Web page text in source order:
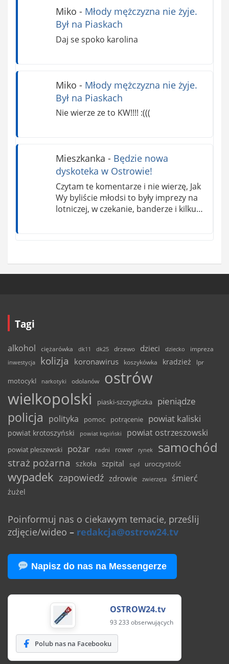
Miko - Młody mężczyzna nie żyje.
Był na Piaskach
Daj se spoko karolina
Miko - Młody mężczyzna nie żyje.
Był na Piaskach
Nie wierze ze to KW!!!! :(((
Mieszkanka - Będzie nowa
dyskoteka w Ostrowie!
Czytam te komentarze i nie wierzę, Jak
Wy byliście młodsi to były imprezy na
lotniczej, w czekanie, banderze i kilku…
Tagi
alkohol ciężarówka dk11 dk25 drzewo dzieci dziecko
impreza
inwestycja
kolizja koronawirus koszykówka kradzież lpr
motocykl narkotyki odolanów
ostrów
wielkopolski
piaski-szczygliczka pieniądze
policja polityka pomoc potrącenie powiat kaliski
powiat krotoszyński powiat kępiński powiat ostrzeszowski
powiat pleszewski pożar radni rower rynek samochód
straż pożarna szkoła szpital sąd uroczystość
wypadek zapowiedź zdrowie zwierzęta śmierć
żużel
Poinformuj nas o ciekawym temacie, prześlij
zdjęcie/wideo – redakcja@ostrow24.tv
Napisz do nas na Messengerze
OSTROW24.tv
93 233 obserwujących
Polub nas na Facebooku